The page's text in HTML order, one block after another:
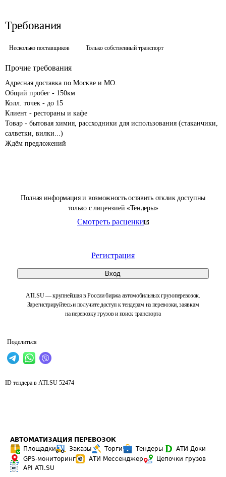
Полная информация и возможность оставить отклик доступны
только с лицензией «Тендеры»
Смотреть расценки
Регистрация
Вход
ATI.SU — крупнейшая в России биржа автомобильных грузоперевозок.
Зарегистрируйтесь и получите доступ к тендерам на перевозки, заявкам
на перевозку грузов и поиск транспорта
Поделиться
Требования
Несколько поставщиков Только собственный транспорт
Прочие требования
Адресная доставка по Москве и МО.
Общий пробег - 150км
Колл. точек - до 15
Клиент - рестораны и кафе
Товар - бытовая химия, рассходники для использования (стаканчики,
салветки, вилки...)
Ждём предложений
ID тендера в ATI.SU 52474
АВТОМАТИЗАЦИЯ ПЕРЕВОЗОК
Площадки
Заказы Торги Тендеры
АТИ-Доки
GPS-мониторинг
АТИ Мессенджер
Цепочки грузов
API ATI.SU